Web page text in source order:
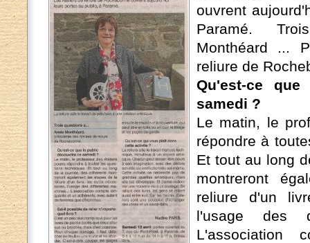
ouvrent
Paramé.
Monthéard ...
reliure de
Qu'est-ce
samedi ?
Le matin, le
répondre à
Et tout au long
montreront
reliure d'un
l'usage des
L'association